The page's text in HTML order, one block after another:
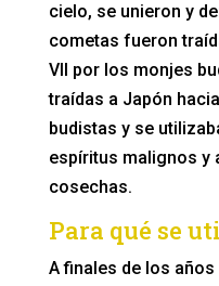
cielo, se unieron y
cometas fueron
VII por los monjes
traídas a Japón
budistas y se
espíritus malignos y
cosechas.
Para qué se
A finales de los